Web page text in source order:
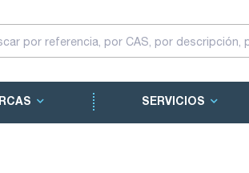
SERVICIOS